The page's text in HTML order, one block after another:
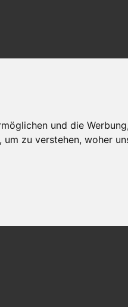
und die
zu verstehen, woher